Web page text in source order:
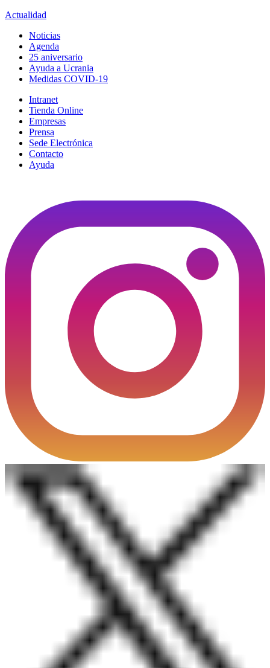
Actualidad
Noticias
Agenda
25 aniversario
Ayuda a Ucrania
Medidas COVID-19
Intranet
Tienda Online
Empresas
Prensa
Sede Electrónica
Contacto
Ayuda